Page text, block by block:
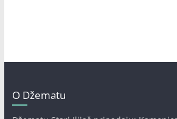
O Džematu